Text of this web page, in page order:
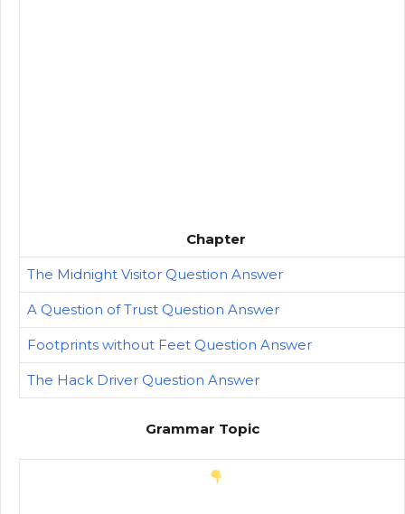
Chapter
The Midnight Visitor Question Answer
A Question of Trust Question Answer
Footprints without Feet Question Answer
The Hack Driver Question Answer
Grammar Topic